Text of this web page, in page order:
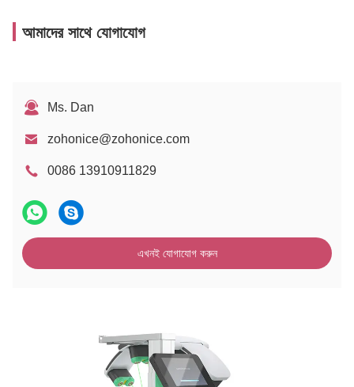
আমাদের সাথে যোগাযোগ
Ms. Dan
zohonice@zohonice.com
0086 13910911829
এখনই যোগাযোগ করুন